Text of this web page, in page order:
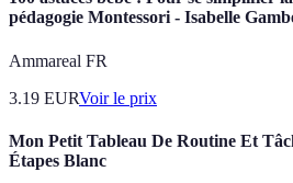
pédagogie Montessori - Isabelle
Ammareal FR
3.19 EURVoir le prix
Mon Petit Tableau De Routine Et
Étapes Blanc